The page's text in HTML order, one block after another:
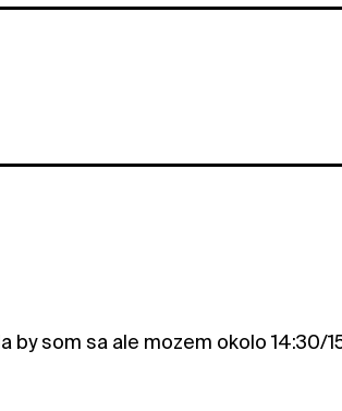
by som sa ale mozem okolo 14:30/